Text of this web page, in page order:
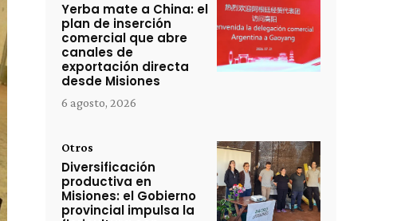
Yerba mate a China: el
plan de inserción
comercial que abre
canales de
exportación directa
desde Misiones
6 agosto, 2026
Otros
Diversificación
productiva en
Misiones: el Gobierno
provincial impulsa la